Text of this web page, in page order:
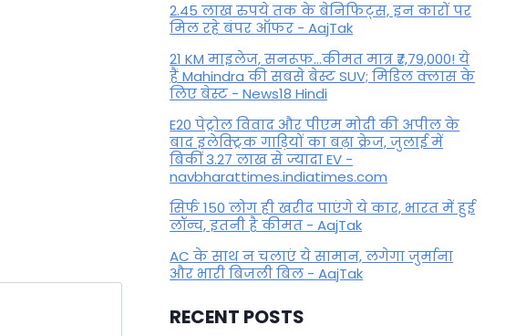
By June 8, 2023
2.45 लाख रुपये तक के बेनिफिट्स, इन कारों पर
मिल रहे बंपर ऑफर - AajTak
21 KM माइलेज, सनरूफ...कीमत मात्र ₹7,79,000! ये
हैं Mahindra की सबसे बेस्ट SUV; मिडिल क्लास के
लिए बेस्ट - News18 Hindi
E20 पेट्रोल विवाद और पीएम मोदी की अपील के
बाद इलेक्ट्रिक गाड़ियों का बढ़ा क्रेज, जुलाई में
बिकीं 3.27 लाख से ज्यादा EV -
navbharattimes.indiatimes.com
सिर्फ 150 लोग ही खरीद पाएंगे ये कार, भारत में हुई
लॉन्च, इतनी है कीमत - AajTak
AC के साथ न चलाएं ये सामान, लगेगा जुर्माना
और भारी बिजली बिल - AajTak
RECENT POSTS